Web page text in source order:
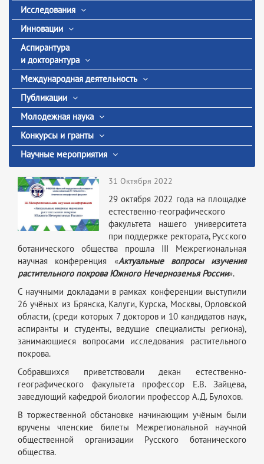
Исследования
Инновации
Аспирантура
и докторантура
Международная деятельность
Публикации
Молодежная наука
Конкурсы и гранты
Научные мероприятия
31 Октября 2022
29 октября 2022 года на площадке
естественно-географического
факультета нашего университета
при поддержке ректората, Русского
ботанического общества прошла III Межрегиональная
научная конференция «Актуальные вопросы изучения
растительного покрова Южного Нечерноземья России».
С научными докладами в рамках конференции выступили
26 учёных из Брянска, Калуги, Курска, Москвы, Орловской
области, (среди которых 7 докторов и 10 кандидатов наук,
аспиранты и студенты, ведущие специалисты региона),
занимающиеся вопросами исследования растительного
покрова.
Собравшихся приветствовали декан естественно-
географического факультета профессор Е.В. Зайцева,
заведующий кафедрой биологии профессор А.Д. Булохов.
В торжественной обстановке начинающим учёным были
вручены членские билеты Межрегиональной научной
общественной организации Русского ботанического
общества.